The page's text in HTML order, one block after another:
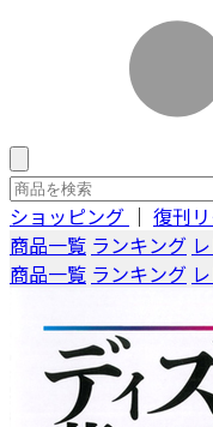
ショッピング ｜ 復刊
商品一覧 ランキング
商品一覧 ランキング